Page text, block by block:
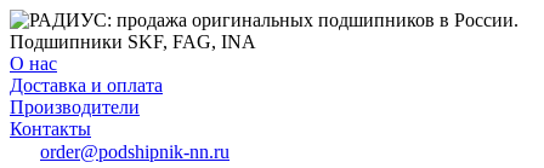
О нас
Доставка и оплата
Производители
Контакты
order@podshipnik-nn.ru